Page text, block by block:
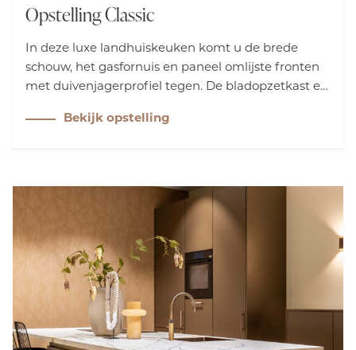
Opstelling Classic
In deze luxe landhuiskeuken komt u de brede
schouw, het gasfornuis en paneel omlijste fronten
met duivenjagerprofiel tegen. De bladopzetkast en
fossielen en schelpjes, stralen unieke natuurlijke
Bekijk opstelling